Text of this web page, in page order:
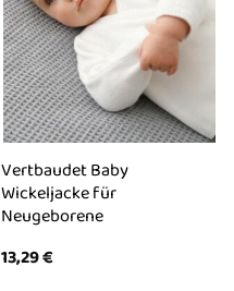
Vertbaudet Baby
Wickeljacke für
Neugeborene
13,29€